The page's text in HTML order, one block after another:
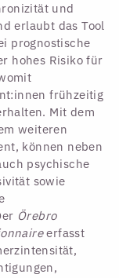
und
erlaubt das Tool
prognostische
hohes Risiko für
frühzeitig
Mit dem
weiteren
können neben
psychische
sowie
Örebro
erfasst